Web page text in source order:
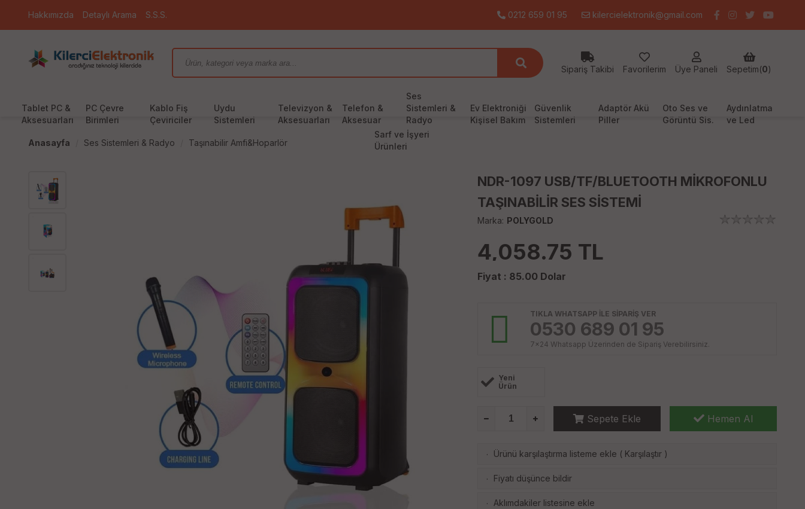
Hakkımızda Detaylı Arama S.S.S. 0212 659 01 95 kilercielektronik@gmail.com
Sipariş Takibi Favorilerim Üye Paneli Sepetim(0)
Tablet PC &
Aksesuarları
PC Çevre
Birimleri
Kablo Fiş
Çeviriciler
Uydu
Sistemleri
Televizyon &
Aksesuarları
Telefon &
Aksesuar
Ses
Sistemleri &
Radyo
Ev Elektroniği
Kişisel Bakım
Güvenlik
Sistemleri
Adaptör Akü
Piller
Oto Ses ve
Görüntü Sis.
Aydınlatma
ve Led
Sarf ve İşyeri
Ürünleri
Anasayfa Ses Sistemleri & Radyo Taşınabilir Amfi&Hoparlör
NDR-1097 USB/TF/BLUETOOTH MİKROFONLU
TAŞINABİLİR SES SİSTEMİ
Marka: POLYGOLD
4,058.75 TL
Fiyat : 85.00 Dolar
TIKLA WHATSAPP İLE SİPARİŞ VER
0530 689 01 95
7x24 Whatsapp Üzerinden de Sipariş Verebilirsiniz.
Yeni
Ürün
Sepete Ekle Hemen Al
· Ürünü karşılaştırma listeme ekle ( Karşılaştır )
· Fiyatı düşünce bildir
· Aklımdakiler listesine ekle